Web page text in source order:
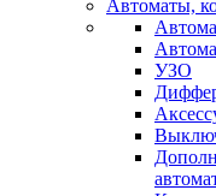
Автоматы,
УЗО